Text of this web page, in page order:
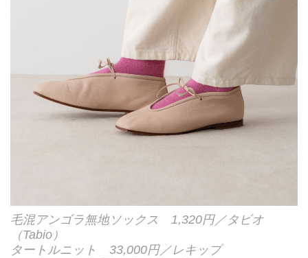
毛混アンゴラ無地ソックス 1,320円／タビオ
（Tabio）
タートルニット 33,000円／レキップ